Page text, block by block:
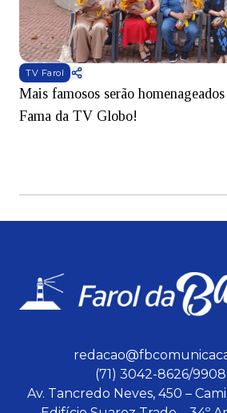
TV Farol
Mais famosos serão
Fama da TV Globo!
(71) 3042-8626/
Av. Tancredo Neves, 450 –